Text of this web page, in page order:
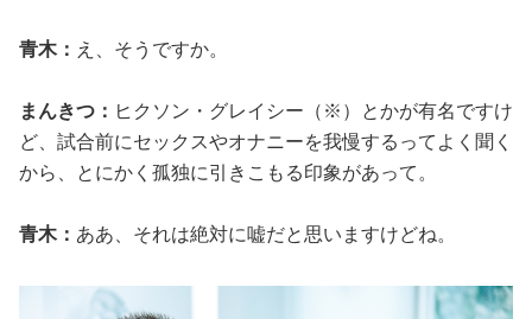
青木： え、そうですか。
まんきつ： ヒクソン・グレイシー（※）とかが有名ですけ
ど、試合前にセックスやオナニーを我慢するってよく聞く
から、とにかく孤独に引きこもる印象があって。
青木： ああ、それは絶対に嘘だと思いますけどね。